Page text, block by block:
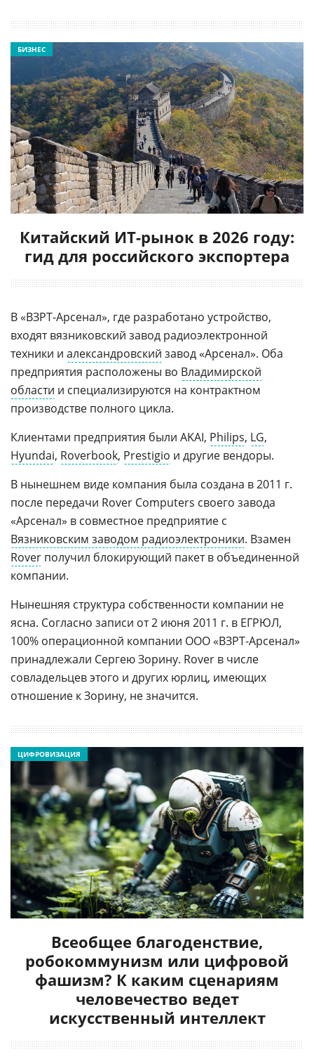
Китайский ИТ-рынок в 2026 году:
гид для российского экспортера
БИЗНЕС
В «ВЗРТ-Арсенал», где разработано устройство,
входят вязниковский завод радиоэлектронной
техники и александровский завод «Арсенал». Оба
предприятия расположены во Владимирской
области и специализируются на контрактном
производстве полного цикла.
Клиентами предприятия были AKAI, Philips, LG,
Hyundai, Roverbook, Prestigio и другие вендоры.
В нынешнем виде компания была создана в 2011 г.
после передачи Rover Computers своего завода
«Арсенал» в совместное предприятие с
Вязниковским заводом радиоэлектроники. Взамен
Rover получил блокирующий пакет в объединенной
компании.
Нынешняя структура собственности компании не
ясна. Согласно записи от 2 июня 2011 г. в ЕГРЮЛ,
100% операционной компании ООО «ВЗРТ-Арсенал»
принадлежали Сергею Зорину. Rover в числе
совладельцев этого и других юрлиц, имеющих
отношение к Зорину, не значится.
Всеобщее благоденствие,
робокоммунизм или цифровой
фашизм? К каким сценариям
человечество ведет
искусственный интеллект
ЦИФРОВИЗАЦИЯ